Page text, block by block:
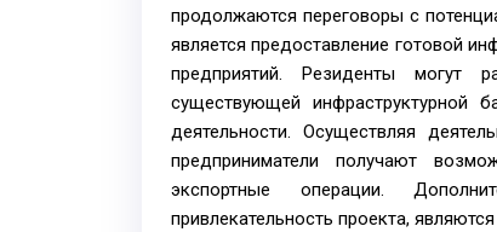
продолжаются переговоры с
является предоставление готовой
предприятий. Резиденты могут
существующей инфраструктурной
деятельности. Осуществляя
предприниматели получают
экспортные операции.
привлекательность проекта,